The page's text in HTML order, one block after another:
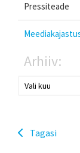
Pressiteade
Arhiiv:
Tagasi